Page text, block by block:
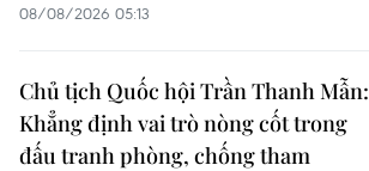
08/08/2026 05:13
Chủ tịch Quốc hội Trần Thanh Mẫn:
Khẳng định vai trò nòng cốt trong
đấu tranh phòng, chống tham